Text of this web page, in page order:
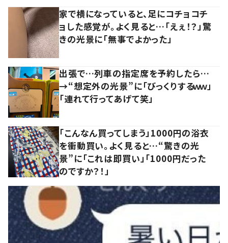
家で横になっていると、足にコチョコチ
ョした感覚が。よく見ると…「えぇ！？」驚
きの光景に「無事でよかった」
出張で…列車の指定席を予約したら…
→“想定外の光景”に「びっくりするｗｗ」
「連れて行ってあげて笑」
「こんなん買ってしまう」1000円の浴衣
を衝動買い。よく見ると…“驚きの光
景”に「これは即買い」「1000円だった
のですか？！」